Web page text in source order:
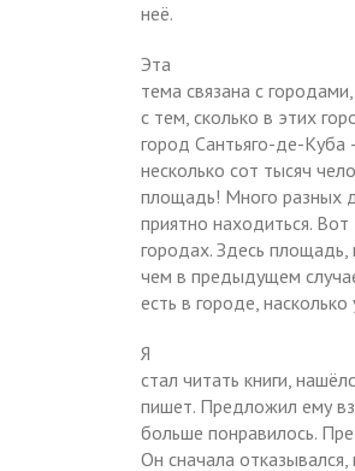
неё.
Эта
тема связана с
с тем, сколько в этих
город Сантьяго-де-Куба
несколько сот тысяч
площадь! Много разных
приятно находиться.
городах. Здесь площадь,
чем в предыдущем
есть в городе,
Я
стал читать книги,
пишет. Предложил ему
больше понравилось.
Он сначала